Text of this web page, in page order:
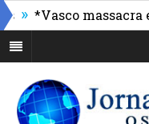
*Vasco massacra e